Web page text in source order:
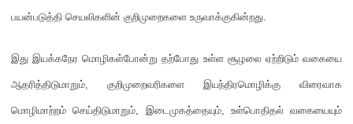
பயன்படுத்தி செயலிகளின் குறிமுறைகளை உருவாக்குகின்றது.
இது இயக்கநேர மொழிகள்போன்று தற்போது உள்ள சூழலை ஏற்றிடும் வகையை
ஆதரித்திடுமாறும், குறிமுறைவரிகளை இயந்திரமொழிக்கு விரைவாக
மொழிமாற்றம் செய்திடுமாறும், இடைமுகத்தையும், உள்பொதிதல் வகையையும்